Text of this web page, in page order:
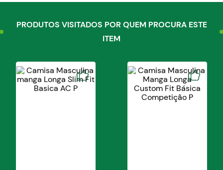
PRODUTOS VISITADOS POR QUEM PROCURA ESTE
ITEM